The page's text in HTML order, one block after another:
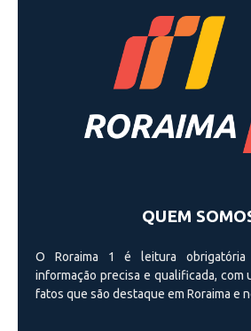
QUEM
O Roraima 1 é leitura obrigatória
informação precisa e qualificada, com
fatos que são destaque em Roraima e